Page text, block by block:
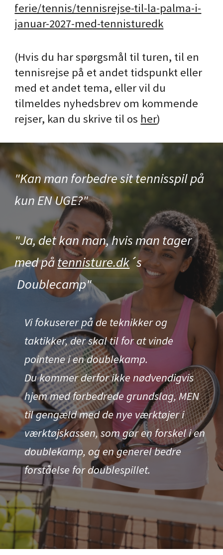
ferie/tennis/tennisrejse-til-la-palma-i-
januar-2027-med-tennisturedk
(Hvis du har spørgsmål til turen, til en
tennisrejse på et andet tidspunkt eller
med et andet tema, eller vil du
tilmeldes nyhedsbrev om kommende
rejser, kan du skrive til os her)
"Kan man forbedre sit tennisspil på
kun EN UGE?"
"Ja, det kan man, hvis man tager
med påtennisture.dk´s
Doublecamp"
Vi fokuserer på de teknikker og
taktikker, der skal til for at vinde
pointene i en doublekamp.
Du kommer derfor ikke nødvendigvis
hjem med forbedrede grundslag, MEN
til gengæld med de nye værktøjer i
værktøjskassen, som gør en forskel i en
doublekamp, og en generel bedre
forståelse for doublespillet.